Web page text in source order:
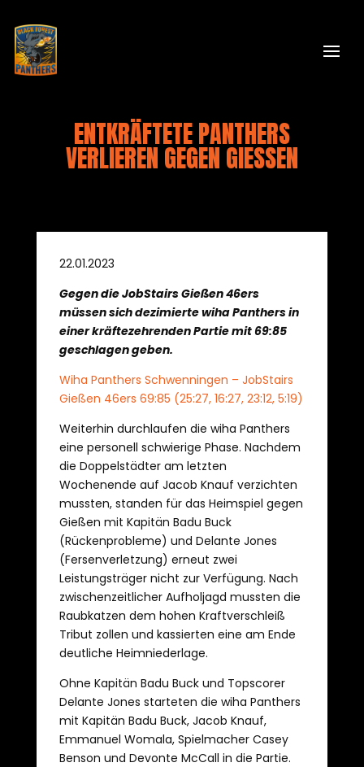
ENTKRÄFTETE PANTHERS
VERLIEREN GEGEN GIESSEN
22.01.2023
Gegen die JobStairs Gießen 46ers
müssen sich dezimierte wiha Panthers in
einer kräftezehrenden Partie mit 69:85
geschlagen geben.
Wiha Panthers Schwenningen – JobStairs
Gießen 46ers 69:85 (25:27, 16:27, 23:12, 5:19)
Weiterhin durchlaufen die wiha Panthers
eine personell schwierige Phase. Nachdem
die Doppelstädter am letzten
Wochenende auf Jacob Knauf verzichten
mussten, standen für das Heimspiel gegen
Gießen mit Kapitän Badu Buck
(Rückenprobleme) und Delante Jones
(Fersenverletzung) erneut zwei
Leistungsträger nicht zur Verfügung. Nach
zwischenzeitlicher Aufholjagd mussten die
Raubkatzen dem hohen Kraftverschleiß
Tribut zollen und kassierten eine am Ende
deutliche Heimniederlage.
Ohne Kapitän Badu Buck und Topscorer
Delante Jones starteten die wiha Panthers
mit Kapitän Badu Buck, Jacob Knauf,
Emmanuel Womala, Spielmacher Casey
Benson und Devonte McCall in die Partie.